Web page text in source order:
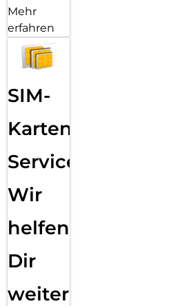
Mehr
erfahren
SIM-
Karten
Service:
Wir
helfen
Dir
weiter